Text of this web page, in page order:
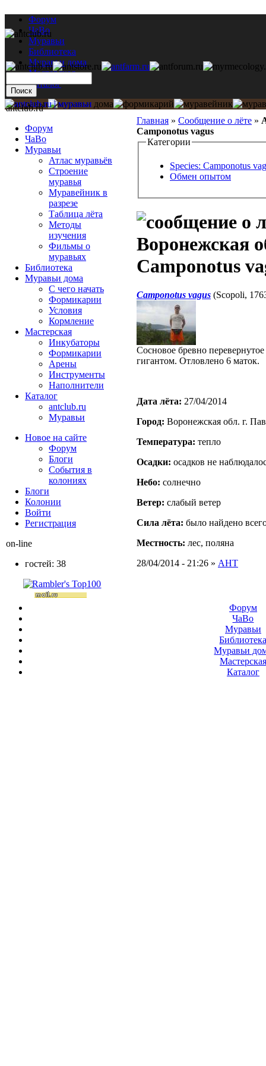
Форум
ЧаВо
Муравьи
Библиотека
Муравьи дома
Мастерская
Каталог
Главная » Сообщение о лёте »
Camponotus vagus
Категории
Species: Camponotus
Обмен опытом
Воронежская
Camponotus
Camponotus vagus (Scopoli,
Сосновое бревно
гигантом. Отловлено 6 маток.
Дата лёта: 27/04/2014
Город: Воронежская обл. г.
Температура: тепло
Осадки: осадков не
Небо: солнечно
Ветер: слабый ветер
Сила лёта: было найдено
Местность: лес, поляна
28/04/2014 - 21:26 » АНТ
antclub.ru
Форум
ЧаВо
Муравьи
Атлас муравьёв
Строение
муравья
Муравейник в
разрезе
Таблица лёта
Методы
изучения
Фильмы о
муравьях
Библиотека
Муравьи дома
С чего начать
Формикарии
Условия
Кормление
Мастерская
Инкубаторы
Формикарии
Арены
Инструменты
Наполнители
Каталог
antclub.ru
Муравьи
Новое на сайте
Форум
Блоги
События в
колониях
Блоги
Колонии
Войти
Peгиcтpaция
on-line
гостей: 38
Форум
ЧаВо
Муравьи
Муравьи
Мастерская
Каталог